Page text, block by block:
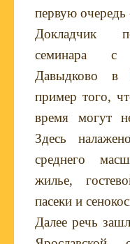
первую
Докладчик
семинара с
Давыдково в
пример того,
время могут
Здесь
среднего
жилье,
пасеки и
Далее речь